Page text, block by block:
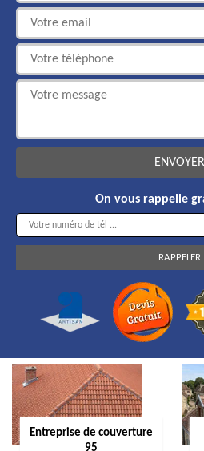
On vous rappelle
Entreprise de couverture
95